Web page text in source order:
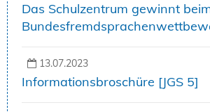
Das Schulzentrum gewinnt
13.07.2023
Informationsbroschüre [JGS 5]